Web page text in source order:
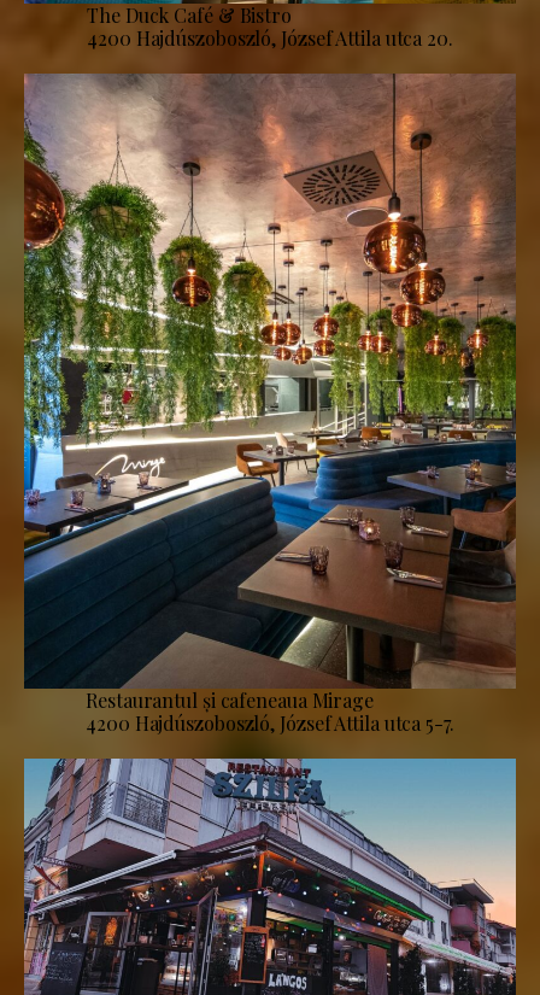
The Duck Café & Bistro
4200 Hajdúszoboszló, József Attila utca 20.
Restaurantul și cafeneaua Mirage
4200 Hajdúszoboszló, József Attila utca 5-7.